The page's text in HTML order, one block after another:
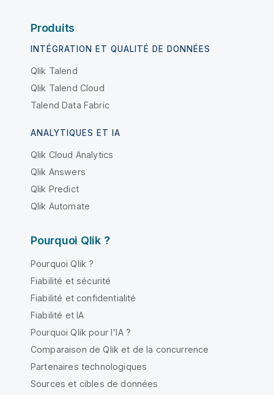
Produits
INTÉGRATION ET QUALITÉ DE DONNÉES
Qlik Talend
Qlik Talend Cloud
Talend Data Fabric
ANALYTIQUES ET IA
Qlik Cloud Analytics
Qlik Answers
Qlik Predict
Qlik Automate
Pourquoi Qlik ?
Pourquoi Qlik ?
Fiabilité et sécurité
Fiabilité et confidentialité
Fiabilité et IA
Pourquoi Qlik pour l'IA ?
Comparaison de Qlik et de la concurrence
Partenaires technologiques
Sources et cibles de données